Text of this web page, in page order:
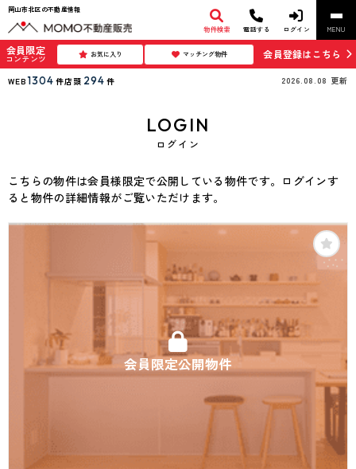
岡山市北区の不動産情報
物件検索 電話する ログイン MENU
会員限定
コンテンツ お気に入り マッチング物件 会員登録はこちら
WEB 1304 件店頭 294 件 2026.08.08 更新
LOGIN
ログイン
こちらの物件は会員様限定で公開している物件です。ログインす
ると物件の詳細情報がご覧いただけます。
会員限定公開物件